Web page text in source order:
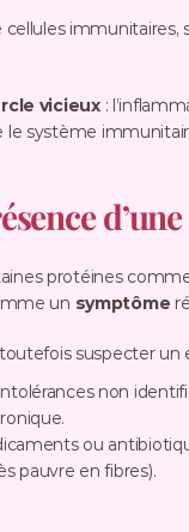
vicieux :
le système
protéines
un symptôme
suspecter
non
ou
pauvre en fibres).